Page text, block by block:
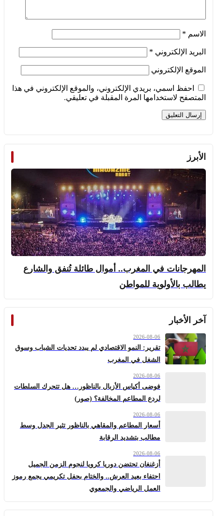
الاسم *
البريد الإلكتروني *
الموقع الإلكتروني
احفظ اسمي، بريدي الإلكتروني، والموقع الإلكتروني في هذا
المتصفح لاستخدامها المرة المقبلة في تعليقي.
الأبرز
المهرجانات في المغرب.. أموال طائلة تُنفق والشارع
يطالب بالأولوية للمواطن
آخر الأخبار
2026-08-06
تقرير: النمو الاقتصادي لم يبدد تحديات الشباب وسوق
الشغل في المغرب
2026-08-06
فوضى أكياس الأزبال بالناظور… هل تتحرك السلطات
لردع المطاعم المخالفة؟ (صور)
2026-08-06
أسعار المطاعم والمقاهي بالناظور تثير الجدل وسط
مطالب بتشديد الرقابة
2026-08-06
أزغنغان تحتضن دوريا كرويا لنجوم الزمن الجميل
احتفاء بعيد العرش.. والختام بحفل تكريمي يجمع رموز
العمل الرياضي والجمعوي